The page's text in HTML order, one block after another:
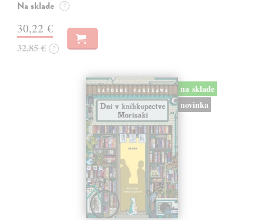
Na sklade ?
30,22 €
32,85 € ?
na sklade
novinka